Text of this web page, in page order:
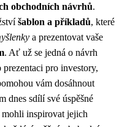
obchodních návrhů.
šablon a příkladů, které
a prezentovat vaše
. Ať už se jedná o návrh
pro investory,
vám dosáhnout
dnes sdílí své úspěšné
inspirovat jejich